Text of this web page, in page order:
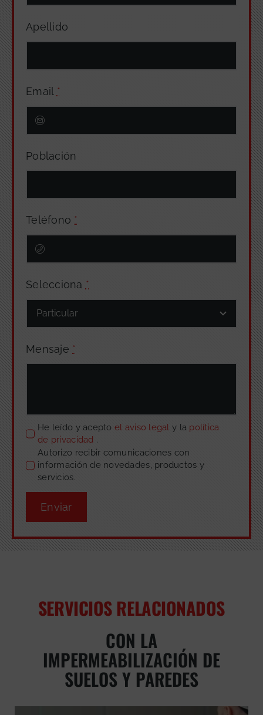
Apellido
Email *
Población
Teléfono *
Selecciona *
Mensaje *
He leído y acepto el aviso legaly la política
de privacidad .
Autorizo recibir comunicaciones con
información de novedades, productos y
servicios.
Enviar
SERVICIOS RELACIONADOS
CON LA
IMPERMEABILIZACIÓN DE
SUELOS Y PAREDES